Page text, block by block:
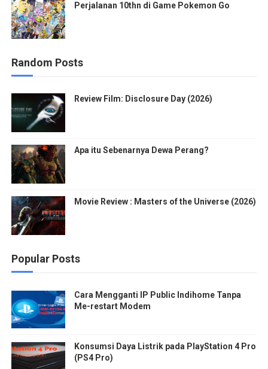
Perjalanan 10thn di Game Pokemon Go
Random Posts
Review Film: Disclosure Day (2026)
Apa itu Sebenarnya Dewa Perang?
Movie Review : Masters of the Universe (2026)
Popular Posts
Cara Mengganti IP Public Indihome Tanpa
Me-restart Modem
Konsumsi Daya Listrik pada PlayStation 4 Pro
(PS4 Pro)